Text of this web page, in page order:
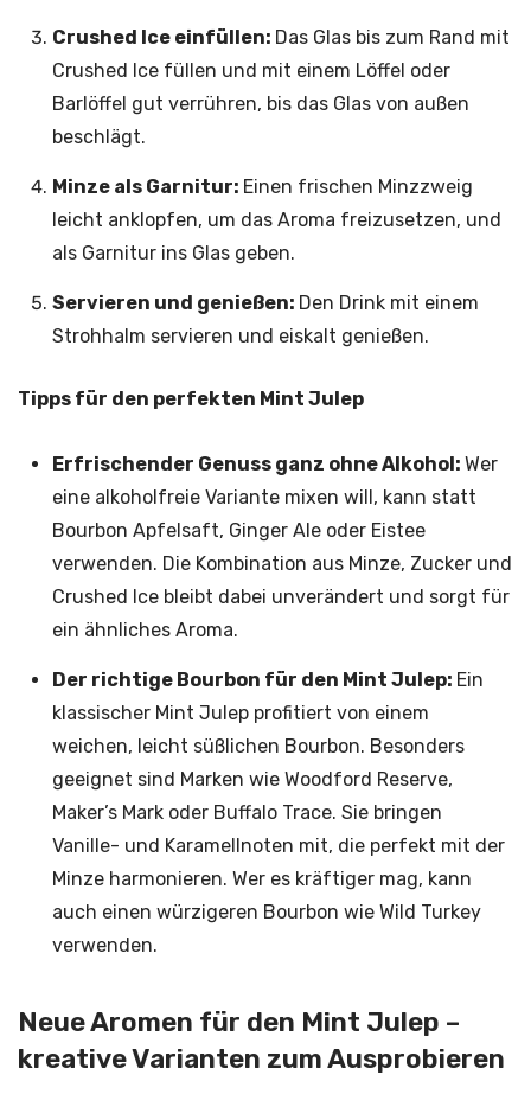
Crushed Ice einfüllen: Das Glas bis zum Rand mit
Crushed Ice füllen und mit einem Löffel oder
Barlöffel gut verrühren, bis das Glas von außen
beschlägt.
Minze als Garnitur: Einen frischen Minzzweig
leicht anklopfen, um das Aroma freizusetzen, und
als Garnitur ins Glas geben.
Servieren und genießen: Den Drink mit einem
Strohhalm servieren und eiskalt genießen.
Tipps für den perfekten Mint Julep
Erfrischender Genuss ganz ohne Alkohol: Wer
eine alkoholfreie Variante mixen will, kann statt
Bourbon Apfelsaft, Ginger Ale oder Eistee
verwenden. Die Kombination aus Minze, Zucker und
Crushed Ice bleibt dabei unverändert und sorgt für
ein ähnliches Aroma.
Der richtige Bourbon für den Mint Julep: Ein
klassischer Mint Julep profitiert von einem
weichen, leicht süßlichen Bourbon. Besonders
geeignet sind Marken wie Woodford Reserve,
Maker’s Mark oder Buffalo Trace. Sie bringen
Vanille- und Karamellnoten mit, die perfekt mit der
Minze harmonieren. Wer es kräftiger mag, kann
auch einen würzigeren Bourbon wie Wild Turkey
verwenden.
Neue Aromen für den Mint Julep –
kreative Varianten zum Ausprobieren